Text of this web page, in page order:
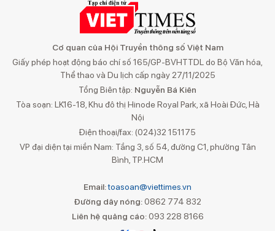
Cơ quan của Hội Truyền thông số Việt Nam
Giấy phép hoạt động báo chí số 165/GP-BVHTTDL do Bộ Văn hóa,
Thể thao và Du lịch cấp ngày 27/11/2025
Tổng Biên tập: Nguyễn Bá Kiên
Tòa soạn: LK16-18, Khu đô thị Hinode Royal Park, xã Hoài Đức, Hà
Nội
Điện thoại/fax: (024)32 151175
VP đại diện tại miền Nam: Tầng 3, số 54, đường C1, phường Tân
Bình, TP.HCM
Email:toasoan@viettimes.vn
Đường dây nóng: 0862 774 832
Liên hệ quảng cáo:093 228 8166